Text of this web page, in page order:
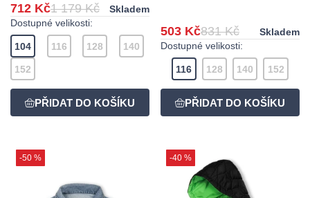
712 Kč1 179 Kč
Skladem
Dostupné velikosti:
104 116 128 140
152
503 Kč831 Kč
Skladem
Dostupné velikosti:
116 128 140 152
-50 % -40 %